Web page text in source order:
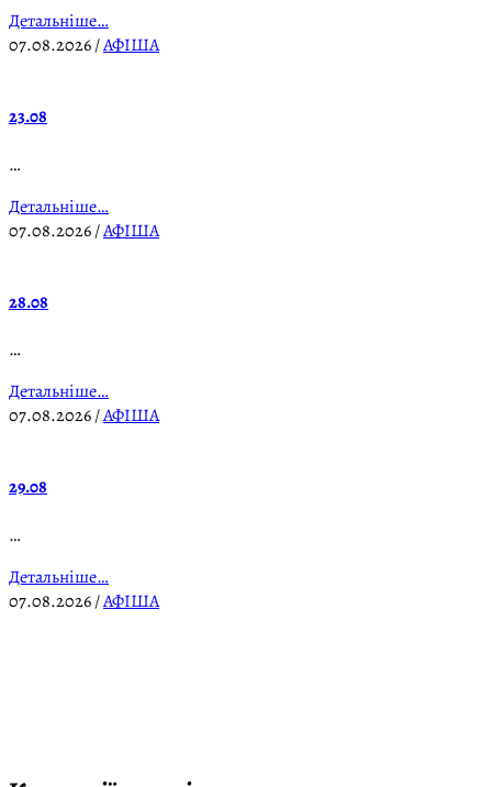
Детальніше…
07.08.2026/АФІША
23.08
…
Детальніше…
07.08.2026/АФІША
28.08
…
Детальніше…
07.08.2026/АФІША
29.08
…
Детальніше…
07.08.2026/АФІША